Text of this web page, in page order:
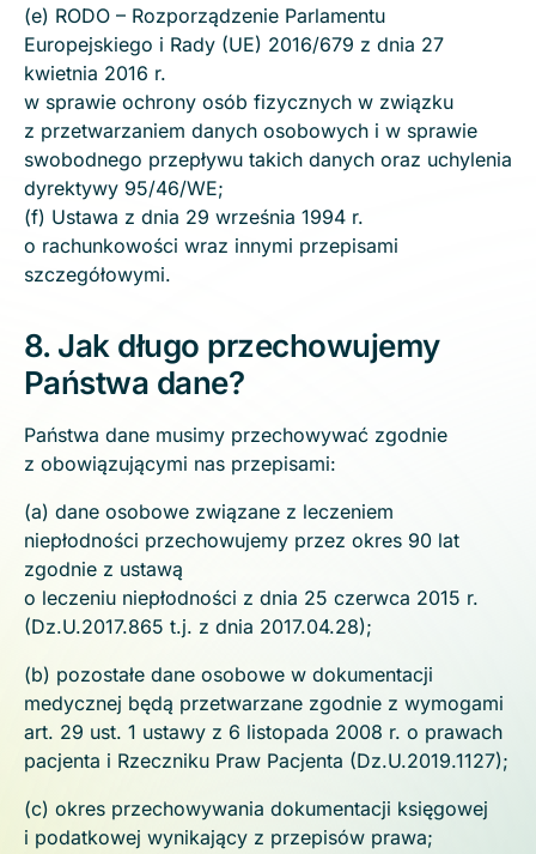
(e) RODO – Rozporządzenie Parlamentu
Europejskiego i Rady (UE) 2016/679 z dnia 27
kwietnia 2016 r.
w sprawie ochrony osób fizycznych w związku
z przetwarzaniem danych osobowych i w sprawie
swobodnego przepływu takich danych oraz uchylenia
dyrektywy 95/46/WE;
(f) Ustawa z dnia 29 września 1994 r.
o rachunkowości wraz innymi przepisami
szczegółowymi.
8. Jak długo przechowujemy
Państwa dane?
Państwa dane musimy przechowywać zgodnie
z obowiązującymi nas przepisami:
(a) dane osobowe związane z leczeniem
niepłodności przechowujemy przez okres 90 lat
zgodnie z ustawą
o leczeniu niepłodności z dnia 25 czerwca 2015 r.
(Dz.U.2017.865 t.j. z dnia 2017.04.28);
(b) pozostałe dane osobowe w dokumentacji
medycznej będą przetwarzane zgodnie z wymogami
art. 29 ust. 1 ustawy z 6 listopada 2008 r. o prawach
pacjenta i Rzeczniku Praw Pacjenta (Dz.U.2019.1127);
(c) okres przechowywania dokumentacji księgowej
i podatkowej wynikający z przepisów prawa;